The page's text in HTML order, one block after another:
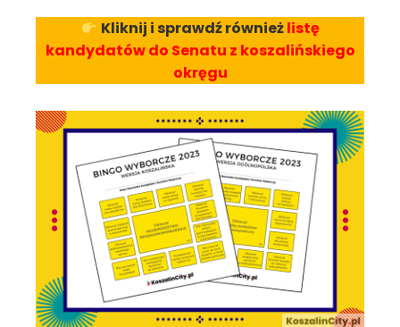
Kliknij i sprawdź równieżlistę
kandydatów do Senatu z koszalińskiego
okręgu